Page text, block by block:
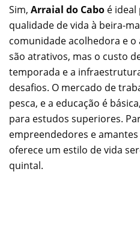
Sim, Arraial do Cabo é ideal
qualidade de vida à beira-
comunidade acolhedora e o
são atrativos, mas o custo
temporada e a
desafios. O mercado de
pesca, e a educação é
para estudos superiores.
empreendedores e
oferece um estilo de vida
quintal.